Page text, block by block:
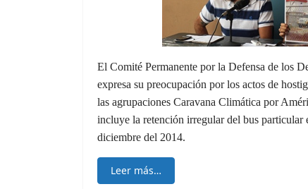
El Comité Permanente por la Defensa de los
expresa su preocupación por los actos de
las agrupaciones Caravana Climática por
incluye la retención irregular del bus particular
diciembre del 2014.
Leer más…